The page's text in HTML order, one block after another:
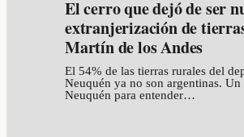
El cerro que dejó de ser
extranjerización de
Martín de los Andes
El 54% de las tierras rurales del
Neuquén ya no son argentinas. Un
Neuquén para entender…